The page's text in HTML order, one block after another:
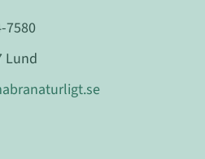
7580
Lund